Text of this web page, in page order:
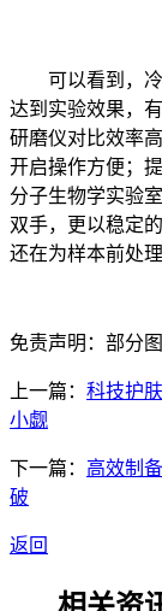
可以看到，冷
达到实验效果，
研磨仪对比效率
开启操作方便；
分子生物学实验
双手，更以稳定
还在为样本前处
免责声明：部分
上一篇： 科技护
小觑
下一篇： 高效制
破
返回